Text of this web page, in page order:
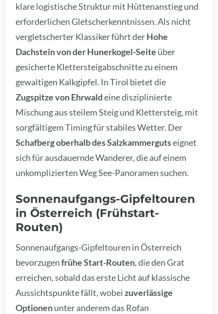
klare logistische Struktur mit Hüttenanstieg und
erforderlichen Gletscherkenntnissen. Als nicht
vergletscherter Klassiker führt derHohe
Dachstein von der Hunerkogel-Seite über
gesicherte Klettersteigabschnitte zu einem
gewaltigen Kalkgipfel. In Tirol bietet die
Zugspitze von Ehrwaldeine disziplinierte
Mischung aus steilem Steig und Klettersteig, mit
sorgfältigem Timing für stabiles Wetter. Der
Schafberg oberhalb des Salzkammergutseignet
sich für ausdauernde Wanderer, die auf einem
unkomplizierten Weg See-Panoramen suchen.
Sonnenaufgangs-Gipfeltouren
in Österreich (Frühstart-
Routen)
Sonnenaufgangs-Gipfeltouren in Österreich
bevorzugenfrühe Start-Routen, die den Grat
erreichen, sobald das erste Licht auf klassische
Aussichtspunkte fällt, wobeizuverlässige
Optionenunter anderem das Rofan